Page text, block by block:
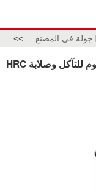
جولة في المصنع >>
بكرة نقش مخصصة بعمق نيترة مع طلاء مقاوم للتآكل وصلابة HRC